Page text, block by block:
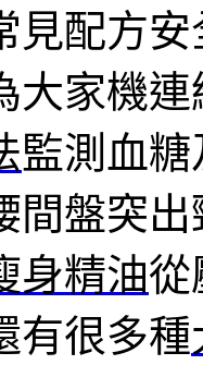
見配方
大家機
監測血
間盤突
身精油從
有很多種